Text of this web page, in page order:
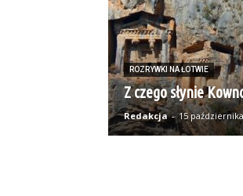
ROZRYWKI NA ŁOTWIE
Z czego słynie
Redakcja - 15